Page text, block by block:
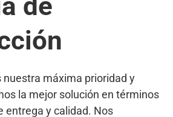
nuestra máxima prioridad y
la mejor solución en términos
entrega y calidad. Nos